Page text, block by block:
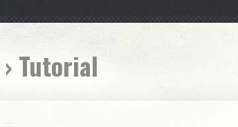
› Tutorial